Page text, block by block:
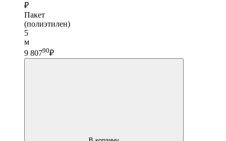
₽
Пакет
(полиэтилен)
5
м
9 80790₽